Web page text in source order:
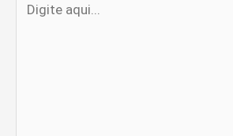
aqui...